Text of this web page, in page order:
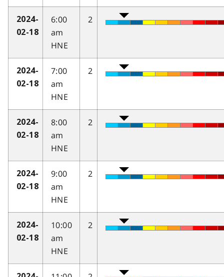
2024-
02-18
6:00
am
HNE
2
2024-
02-18
7:00
am
HNE
2
2024-
02-18
8:00
am
HNE
2
2024-
02-18
9:00
am
HNE
2
2024-
02-18
10:00
am
HNE
2